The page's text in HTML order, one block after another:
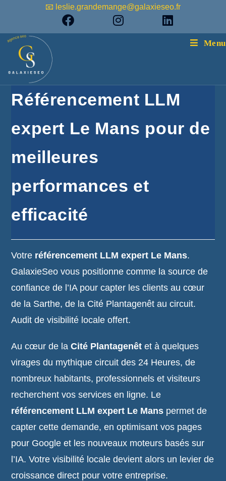
📧 leslie.grandemange@galaxieseo.fr
Menu
Référencement LLM
expert Le Mans pour de
meilleures
performances et
efficacité
Votre référencement LLM expert Le Mans.
GalaxieSeo vous positionne comme la source de
confiance de l’IA pour capter les clients au cœur
de la Sarthe, de la Cité Plantagenêt au circuit.
Audit de visibilité locale offert.
Au cœur de laCité Plantagenêt et à quelques
virages du mythique circuit des 24 Heures, de
nombreux habitants, professionnels et visiteurs
recherchent vos services en ligne. Le
référencement LLM expert Le Mans permet de
capter cette demande, en optimisant vos pages
pour Google et les nouveaux moteurs basés sur
l’IA. Votre visibilité locale devient alors un levier de
croissance direct pour votre entreprise.